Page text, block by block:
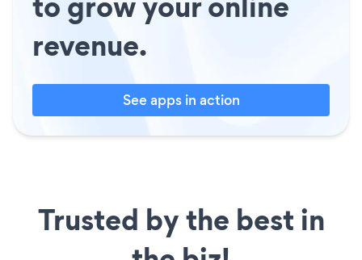
revenue.
See apps in action
Trusted by the best in